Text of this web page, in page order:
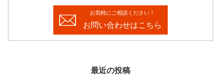
お気軽にご相談ください！
お問い合わせはこちら
最近の投稿